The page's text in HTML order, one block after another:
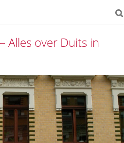
Alles over Duits in